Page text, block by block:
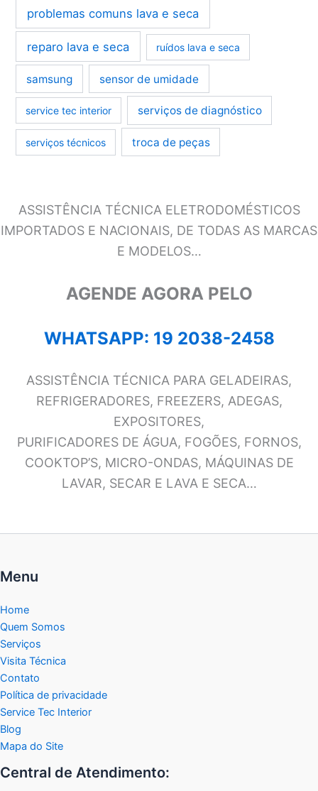
problemas comuns lava e seca
reparo lava e seca ruídos lava e seca
samsung sensor de umidade
service tec interior serviços de diagnóstico
serviços técnicos troca de peças
ASSISTÊNCIA TÉCNICA ELETRODOMÉSTICOS
IMPORTADOS E NACIONAIS, DE TODAS AS MARCAS
E MODELOS…
AGENDE AGORA PELO
WHATSAPP: 19 2038-2458
ASSISTÊNCIA TÉCNICA PARA GELADEIRAS,
REFRIGERADORES, FREEZERS, ADEGAS,
EXPOSITORES,
PURIFICADORES DE ÁGUA, FOGÕES, FORNOS,
COOKTOP’S, MICRO-ONDAS, MÁQUINAS DE
LAVAR, SECAR E LAVA E SECA…
Menu
Home
Quem Somos
Serviços
Visita Técnica
Contato
Política de privacidade
Service Tec Interior
Blog
Mapa do Site
Central de Atendimento: